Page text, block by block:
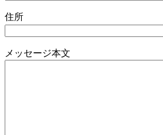
住所
メッセージ本文